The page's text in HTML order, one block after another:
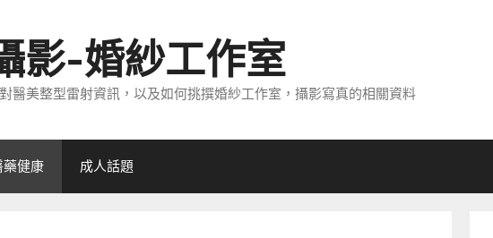
影-婚紗工作室
醫美整型雷射資訊，以及如何挑撰婚紗工作室，攝影寫真的相關資料
藥健康 成人話題